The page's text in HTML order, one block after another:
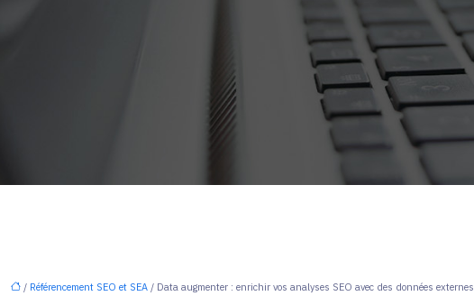
/ Référencement SEO et SEA / Data augmenter : enrichir vos analyses SEO avec des données externes